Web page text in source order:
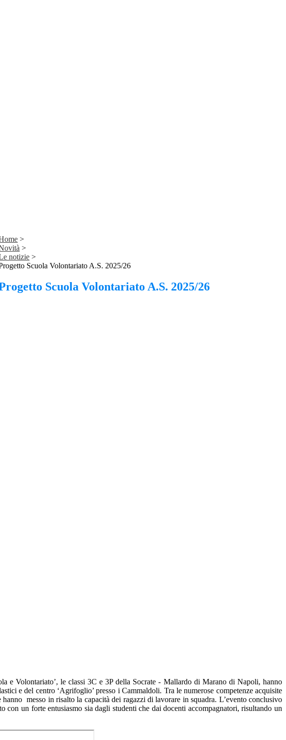
>
>
notizie >
Scuola Volontariato A.S. 2025/26
Scuola Volontariato A.S. 2025/26
e Volontariato’, le classi 3C e 3P della Socrate - Mallardo di Marano di Napoli, hanno
e del centro ‘Agrifoglio’ presso i Cammaldoli. Tra le numerose competenze acquisite
messo in risalto la capacità dei ragazzi di lavorare in squadra. L’evento conclusivo
un forte entusiasmo sia dagli studenti che dai docenti accompagnatori, risultando un